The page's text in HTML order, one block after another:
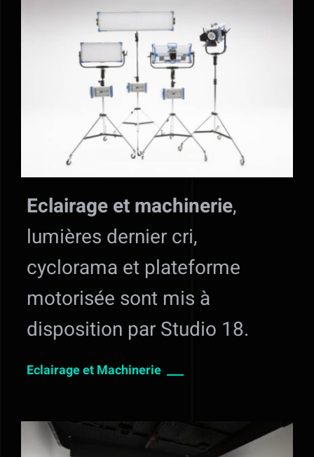
Eclairage et machinerie,
lumières dernier cri,
cyclorama et plateforme
motorisée sont mis à
disposition par Studio 18.
Eclairage et Machinerie ___